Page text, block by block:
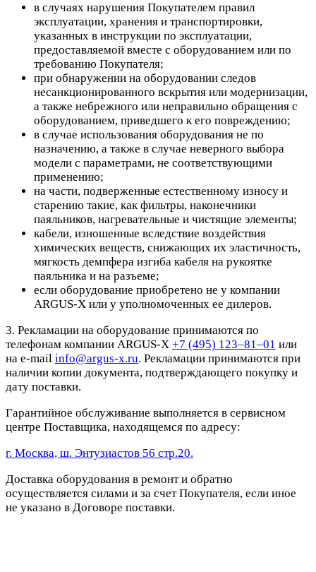
в случаях нарушения Покупателем правил
эксплуатации, хранения и транспортировки,
указанных в инструкции по эксплуатации,
предоставляемой вместе с оборудованием или по
требованию Покупателя;
при обнаружении на оборудовании следов
несанкционированного вскрытия или модернизации,
а также небрежного или неправильно обращения с
оборудованием, приведшего к его повреждению;
в случае использования оборудования не по
назначению, а также в случае неверного выбора
модели с параметрами, не соответствующими
применению;
на части, подверженные естественному износу и
старению такие, как фильтры, наконечники
паяльников, нагревательные и чистящие элементы;
кабели, изношенные вследствие воздействия
химических веществ, снижающих их эластичность,
мягкость демпфера изгиба кабеля на рукоятке
паяльника и на разъеме;
если оборудование приобретено не у компании
ARGUS-X или у уполномоченных ее дилеров.
3. Рекламации на оборудование принимаются по
телефонам компании ARGUS-X +7 (495) 123–81–01 или
на e-mail info@argus-x.ru. Рекламации принимаются при
наличии копии документа, подтверждающего покупку и
дату поставки.
Гарантийное обслуживание выполняется в сервисном
центре Поставщика, находящемся по адресу:
г. Москва, ш. Энтузиастов 56 стр.20.
Доставка оборудования в ремонт и обратно
осуществляется силами и за счет Покупателя, если иное
не указано в Договоре поставки.